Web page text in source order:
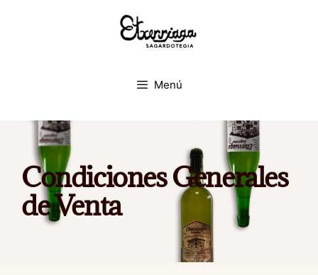
Menú
Condiciones Generales
de Venta